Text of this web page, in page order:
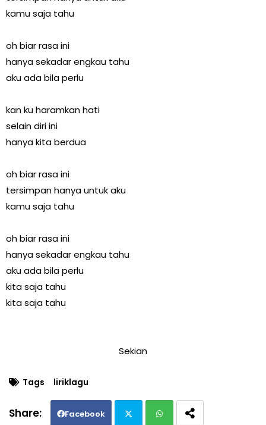
kamu saja tahu
oh biar rasa ini
hanya sekadar engkau tahu
aku ada bila perlu
kan ku haramkan hati
selain diri ini
hanya kita berdua
oh biar rasa ini
tersimpan hanya untuk aku
kamu saja tahu
oh biar rasa ini
hanya sekadar engkau tahu
aku ada bila perlu
kita saja tahu
kita saja tahu
Sekian
Tags liriklagu
Facebook